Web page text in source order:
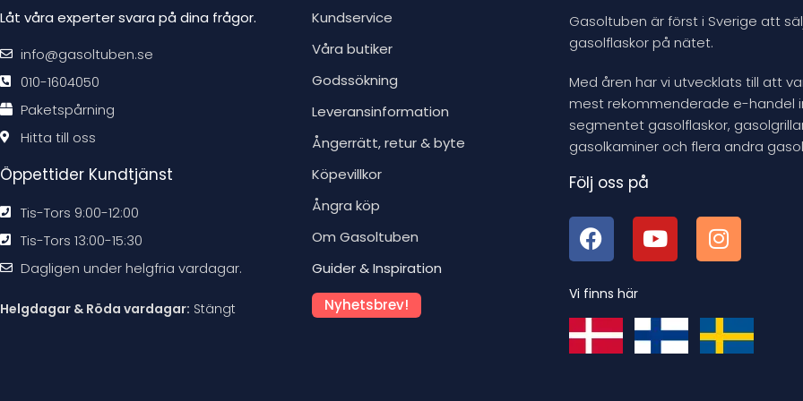
c
t
Låt våra experter svara på dina frågor.
info@gasoltuben.se
010-1604050
Paketspårning
Hitta till oss
Öppettider Kundtjänst
Tis-Tors 9:00-12:00
Tis-Tors 13:00-15:30
Dagligen under helgfria vardagar.
Helgdagar & Röda vardagar: Stängt
Kundservice
Våra butiker
Godssökning
Leveransinformation
Ångerrätt, retur & byte
Köpevillkor
Ångra köp
Om Gasoltuben
Guider & Inspiration
Nyhetsbrev!
Gasoltuben är först i Sverige att
gasolflaskor på nätet.
Med åren har vi utvecklats till att
mest rekommenderade e-handel
segmentet gasolflaskor,
gasolkaminer och flera andra
Följ oss på
Vi finns här